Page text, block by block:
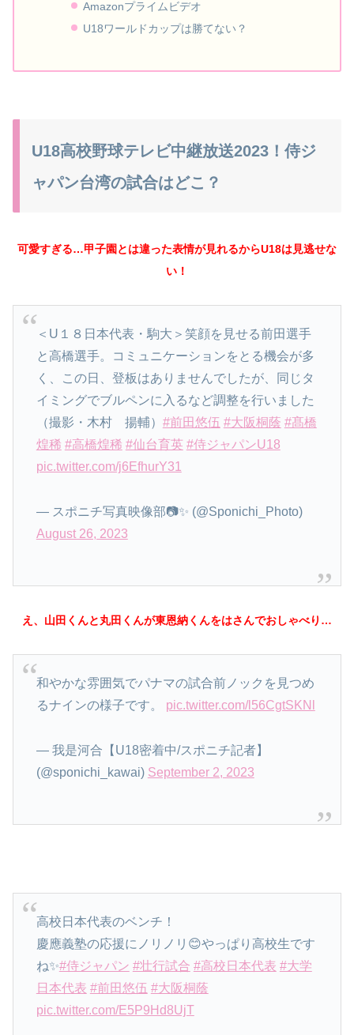
Amazonプライムビデオ
U18ワールドカップは勝てない？
U18高校野球テレビ中継放送2023！侍ジ
ャパン台湾の試合はどこ？
可愛すぎる…甲子園とは違った表情が見れるからU18は見逃せな
い！
＜U１８日本代表・駒大＞笑顔を見せる前田選手
と高橋選手。コミュニケーションをとる機会が多
く、この日、登板はありませんでしたが、同じタ
イミングでブルペンに入るなど調整を行いました
（撮影・木村 揚輔） #前田悠伍 #大阪桐蔭 #髙橋
煌稀 #高橋煌稀 #仙台育英 #侍ジャパンU18
pic.twitter.com/j6EfhurY31
— スポニチ写真映像部📷✨ (@Sponichi_Photo)
August 26, 2023
え、山田くんと丸田くんが東恩納くんをはさんでおしゃべり…
和やかな雰囲気でパナマの試合前ノックを見つめ
るナインの様子です。 pic.twitter.com/l56CgtSKNl
— 我是河合【U18密着中/スポニチ記者】
(@sponichi_kawai) September 2, 2023
高校日本代表のベンチ！
慶應義塾の応援にノリノリ😊やっぱり高校生です
ね✨#侍ジャパン #壮行試合 #高校日本代表 #大学
日本代表 #前田悠伍 #大阪桐蔭
pic.twitter.com/E5P9Hd8UjT